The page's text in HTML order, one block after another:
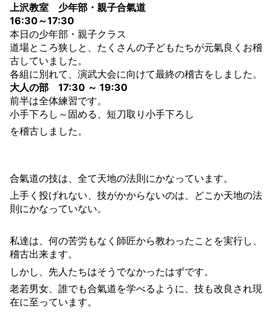
上沢教室 少年部・親子合氣道
16:30～17:30
本日の少年部・親子クラス
道場ところ狭しと、たくさんの子どもたちが元氣良くお稽
古していました。
各組に別れて、演武大会に向けて最終の稽古をしました。
大人の部 17:30 ～ 19:30
前半は全体練習です。
小手下ろし～固める、短刀取り小手下ろし
を稽古しました。
合氣道の技は、全て天地の法則にかなっています。
上手く投げれない、技がかからないのは、どこか天地の法
則にかなっていない。
私達は、何の苦労もなく師匠から教わったことを実行し、
稽古出来ます。
しかし、先人たちはそうでなかったはずです。
老若男女、誰でも合氣道を学べるように、技も改良され現
在に至っています。